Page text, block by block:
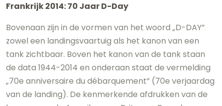
Frankrijk 2014: 70 Jaar D-Day
Bovenaan zijn in de vormen van het woord „D-DAY”
zowel een landingsvaartuig als het kanon van een
tank zichtbaar. Boven het kanon van de tank staan
de data 1944-2014 en onderaan staat de vermelding
„70e anniversaire du débarquement” (70e verjaardag
van de landing). De kenmerkende afdrukken van de